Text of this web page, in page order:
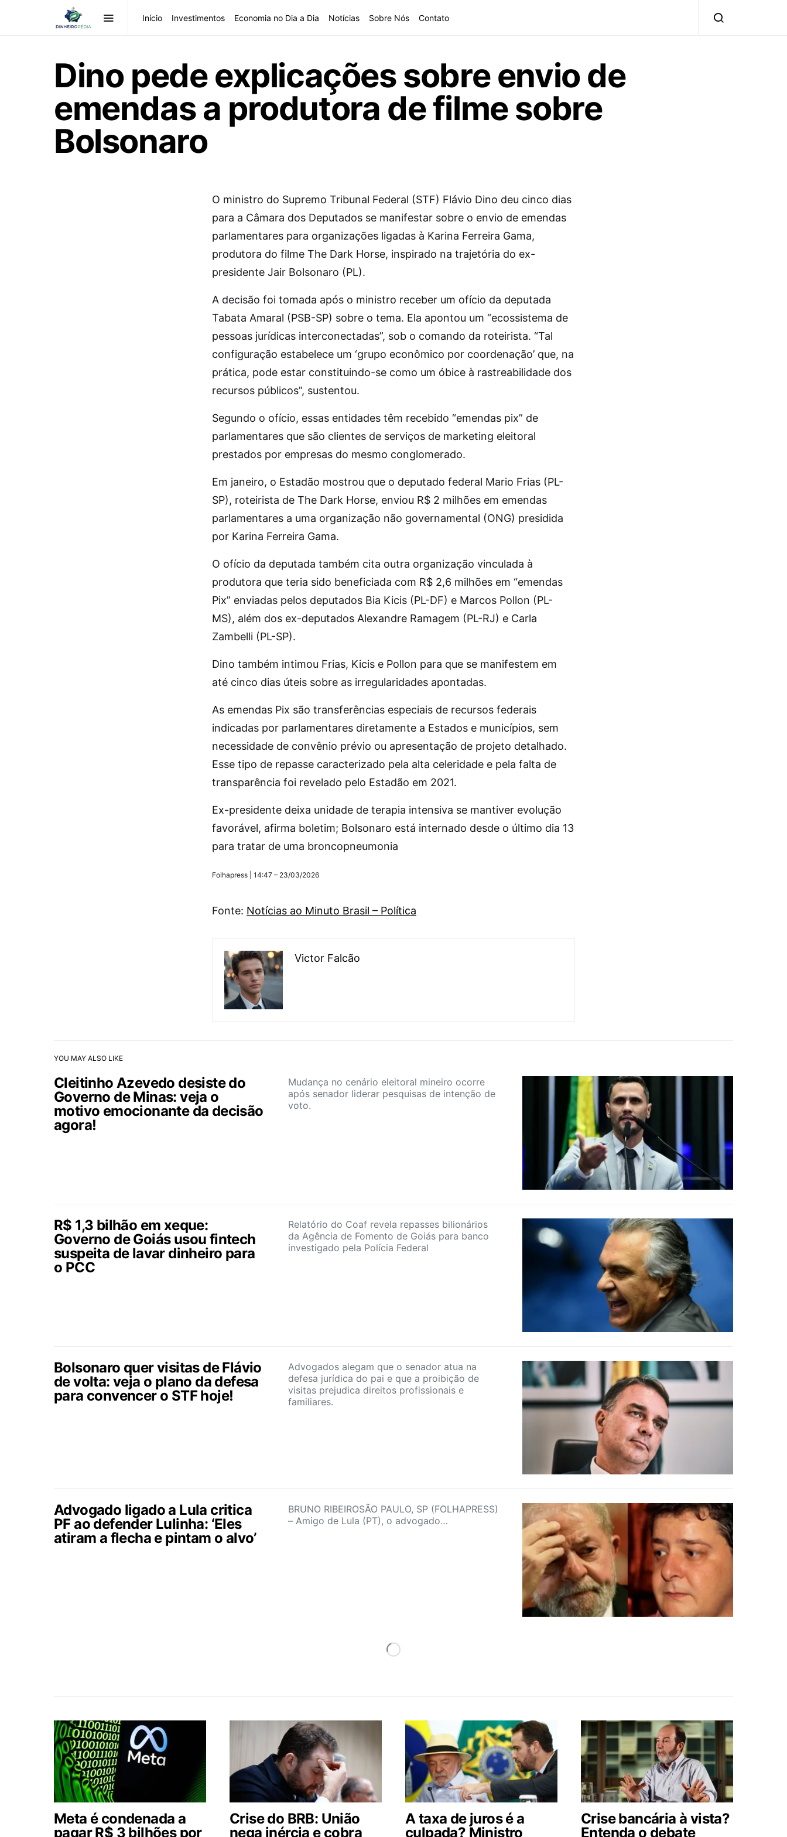
Início Investimentos Economia no Dia a Dia Notícias Sobre Nós Contato
Dino pede explicações sobre envio de
emendas a produtora de filme sobre
Bolsonaro
O ministro do Supremo Tribunal Federal (STF) Flávio Dino deu cinco dias
para a Câmara dos Deputados se manifestar sobre o envio de emendas
parlamentares para organizações ligadas à Karina Ferreira Gama,
produtora do filme The Dark Horse, inspirado na trajetória do ex-
presidente Jair Bolsonaro (PL).
A decisão foi tomada após o ministro receber um ofício da deputada
Tabata Amaral (PSB-SP) sobre o tema. Ela apontou um “ecossistema de
pessoas jurídicas interconectadas”, sob o comando da roteirista. “Tal
configuração estabelece um ‘grupo econômico por coordenação’ que, na
prática, pode estar constituindo-se como um óbice à rastreabilidade dos
recursos públicos”, sustentou.
Segundo o ofício, essas entidades têm recebido “emendas pix” de
parlamentares que são clientes de serviços de marketing eleitoral
prestados por empresas do mesmo conglomerado.
Em janeiro, o Estadão mostrou que o deputado federal Mario Frias (PL-
SP), roteirista de The Dark Horse, enviou R$ 2 milhões em emendas
parlamentares a uma organização não governamental (ONG) presidida
por Karina Ferreira Gama.
O ofício da deputada também cita outra organização vinculada à
produtora que teria sido beneficiada com R$ 2,6 milhões em “emendas
Pix” enviadas pelos deputados Bia Kicis (PL-DF) e Marcos Pollon (PL-
MS), além dos ex-deputados Alexandre Ramagem (PL-RJ) e Carla
Zambelli (PL-SP).
Dino também intimou Frias, Kicis e Pollon para que se manifestem em
até cinco dias úteis sobre as irregularidades apontadas.
As emendas Pix são transferências especiais de recursos federais
indicadas por parlamentares diretamente a Estados e municípios, sem
necessidade de convênio prévio ou apresentação de projeto detalhado.
Esse tipo de repasse caracterizado pela alta celeridade e pela falta de
transparência foi revelado pelo Estadão em 2021.
Ex-presidente deixa unidade de terapia intensiva se mantiver evolução
favorável, afirma boletim; Bolsonaro está internado desde o último dia 13
para tratar de uma broncopneumonia
Folhapress | 14:47 – 23/03/2026
Fonte: Notícias ao Minuto Brasil – Política
Victor Falcão
YOU MAY ALSO LIKE
Cleitinho Azevedo desiste do
Governo de Minas: veja o
motivo emocionante da decisão
agora!
Mudança no cenário eleitoral mineiro ocorre
após senador liderar pesquisas de intenção de
voto.
R$ 1,3 bilhão em xeque:
Governo de Goiás usou fintech
suspeita de lavar dinheiro para
o PCC
Relatório do Coaf revela repasses bilionários
da Agência de Fomento de Goiás para banco
investigado pela Polícia Federal
Bolsonaro quer visitas de Flávio
de volta: veja o plano da defesa
para convencer o STF hoje!
Advogados alegam que o senador atua na
defesa jurídica do pai e que a proibição de
visitas prejudica direitos profissionais e
familiares.
Advogado ligado a Lula critica
PF ao defender Lulinha: ‘Eles
atiram a flecha e pintam o alvo’
BRUNO RIBEIROSÃO PAULO, SP (FOLHAPRESS)
– Amigo de Lula (PT), o advogado…
Meta é condenada a
pagar R$ 3 bilhões por
Crise do BRB: União
nega inércia e cobra
A taxa de juros é a
culpada? Ministro
Crise bancária à vista?
Entenda o debate